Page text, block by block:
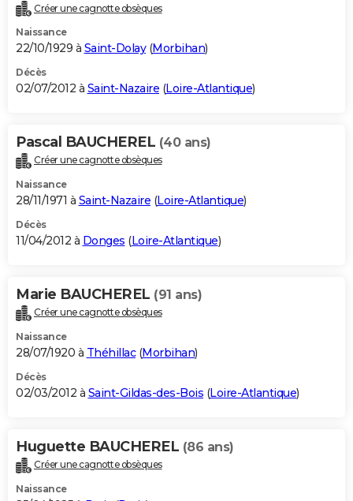
Créer une cagnotte obsèques
Naissance
22/10/1929 à Saint-Dolay(Morbihan)
Décès
02/07/2012 à Saint-Nazaire (Loire-Atlantique)
Pascal BAUCHEREL (40 ans)
Créer une cagnotte obsèques
Naissance
28/11/1971 à Saint-Nazaire (Loire-Atlantique)
Décès
11/04/2012 à Donges (Loire-Atlantique)
Marie BAUCHEREL (91 ans)
Créer une cagnotte obsèques
Naissance
28/07/1920 à Théhillac(Morbihan)
Décès
02/03/2012 à Saint-Gildas-des-Bois (Loire-Atlantique)
Huguette BAUCHEREL (86 ans)
Créer une cagnotte obsèques
Naissance